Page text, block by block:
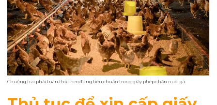
Chuồng trại phải tuân thủ theo đúng tiêu chuẩn trong giấy phép chăn nuôi gà